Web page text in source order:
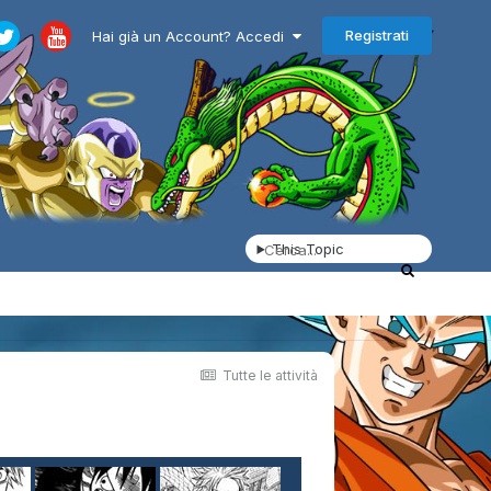
Hai già un Account? Accedi Registrati
This Topic
Tutte le attività